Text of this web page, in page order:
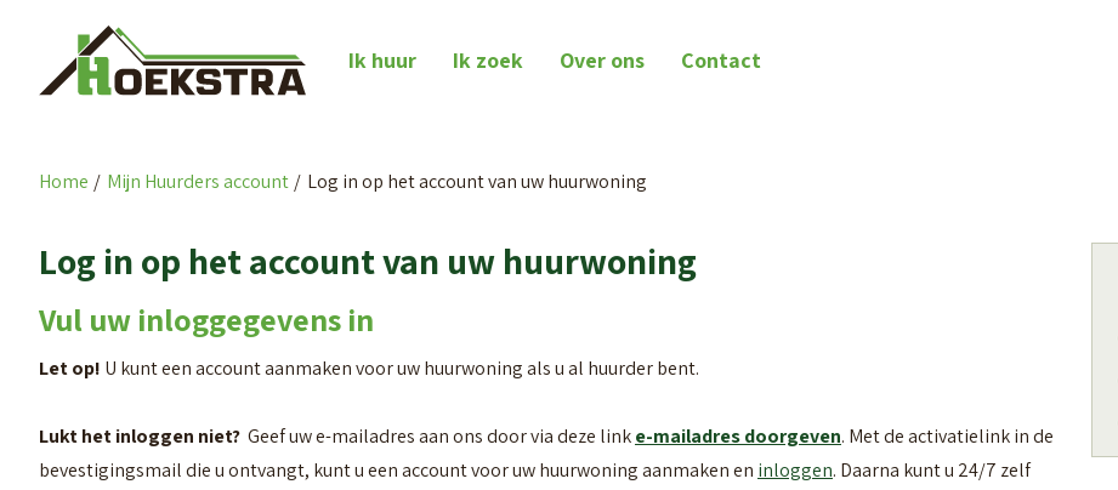
Naar hoofdinhoud
Naar hoofdnavigatiemenu
Naar zoeken
Naar de homepage
Ik huur Ik zoek Over ons Contact
Home Mijn Huurders account Log in op het account van uw huurwoning
Log in op het account van uw huurwoning
Vul uw inloggegevens in
Let op! U kunt een account aanmaken voor uw huurwoning als u al huurder bent.
Lukt het inloggen niet? Geef uw e-mailadres aan ons door via deze linke-mailadres doorgeven. Met de activatielink in de
bevestigingsmail die u ontvangt, kunt u een account voor uw huurwoning aanmaken en inloggen. Daarna kunt u 24/7 zelf